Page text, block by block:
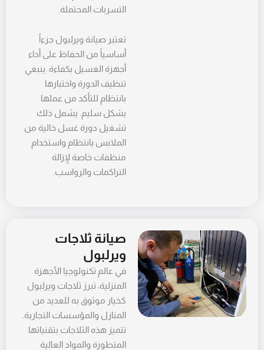
التسربات المحتملة.
تعتبر صيانة ويرلبول جزءاً
أساسياً من الحفاظ على أداء
أجهزة الغسيل بكفاءة. ينبغي
تنظيف الدورة واختبارها
بانتظام للتأكد من عملها
بشكل سليم. يشمل ذلك
تشغيل دورة غسل خالية من
الملابس بانتظام واستخدام
منظفات خاصة لإزالة
التراكمات والرواسب.
صيانة ثلاجات
ويرلبول
في عالم تكنولوجيا الأجهزة
المنزلية، تبرز ثلاجات ويرلبول
كخيار موثوق به للعديد من
المنازل والمؤسسات التجارية.
تتميز هذه الثلاجات بتقنياتها
المتطورة والمواد العالية